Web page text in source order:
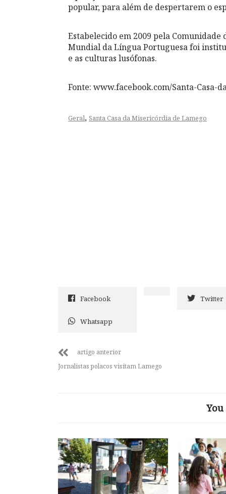
popular, para além de despertarem o
Estabelecido em 2009 pela Comunidade
Mundial da Língua Portuguesa foi
e as culturas lusófonas.
Fonte: www.facebook.com/Santa-Casa-
Geral, Santa Casa da Misericórdia de Lamego
Facebook Twitter
Whatsapp
artigo anterior
Jornalistas polacos visitam Lamego